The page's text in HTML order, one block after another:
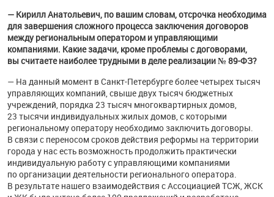
— Кирилл Анатольевич, по вашим словам, отсрочка необходима
для завершения сложного процесса заключения договоров
между региональным оператором и управляющими
компаниями. Какие задачи, кроме проблемы с договорами,
вы считаете наиболее трудными в деле реализации № 89-ФЗ?
— На данный момент в Санкт-Петербурге более четырех тысяч
управляющих компаний, свыше двух тысяч бюджетных
учреждений, порядка 23 тысяч многоквартирных домов,
23 тысячи индивидуальных жилых домов, с которыми
региональному оператору необходимо заключить договоры.
В связи с переносом сроков действия реформы на территории
города у нас есть возможность продолжить практически
индивидуальную работу с управляющими компаниями
по организации деятельности регионального оператора.
В результате нашего взаимодействия с Ассоциацией ТСЖ, ЖСК